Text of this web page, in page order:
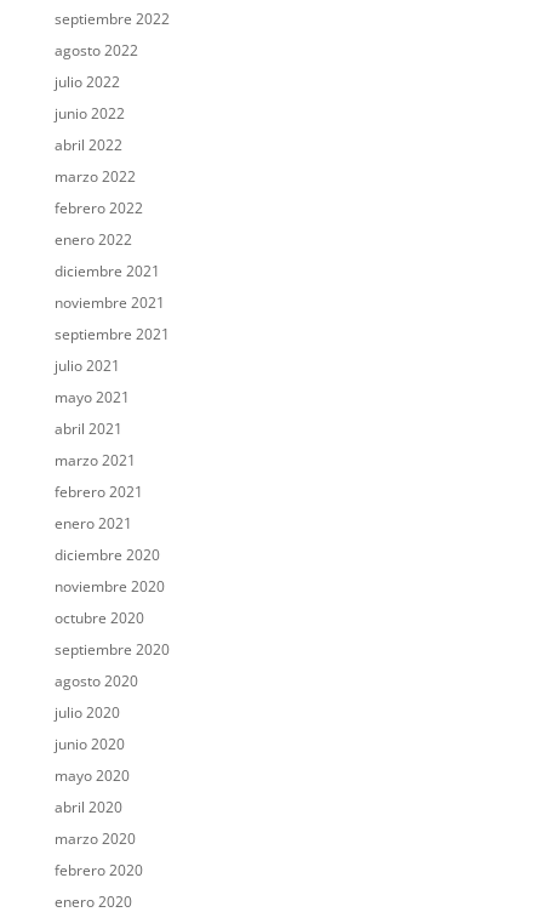
septiembre 2022
agosto 2022
julio 2022
junio 2022
abril 2022
marzo 2022
febrero 2022
enero 2022
diciembre 2021
noviembre 2021
septiembre 2021
julio 2021
mayo 2021
abril 2021
marzo 2021
febrero 2021
enero 2021
diciembre 2020
noviembre 2020
octubre 2020
septiembre 2020
agosto 2020
julio 2020
junio 2020
mayo 2020
abril 2020
marzo 2020
febrero 2020
enero 2020